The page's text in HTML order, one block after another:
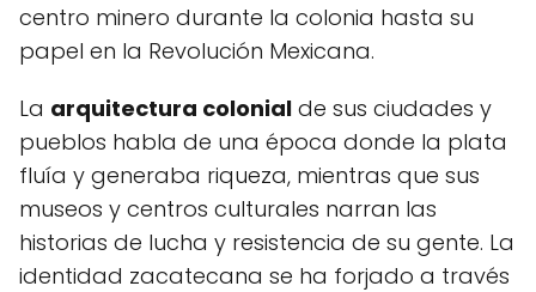
centro minero durante la colonia hasta su
papel en la Revolución Mexicana.
La arquitectura colonial de sus ciudades y
pueblos habla de una época donde la plata
fluía y generaba riqueza, mientras que sus
museos y centros culturales narran las
historias de lucha y resistencia de su gente. La
identidad zacatecana se ha forjado a través